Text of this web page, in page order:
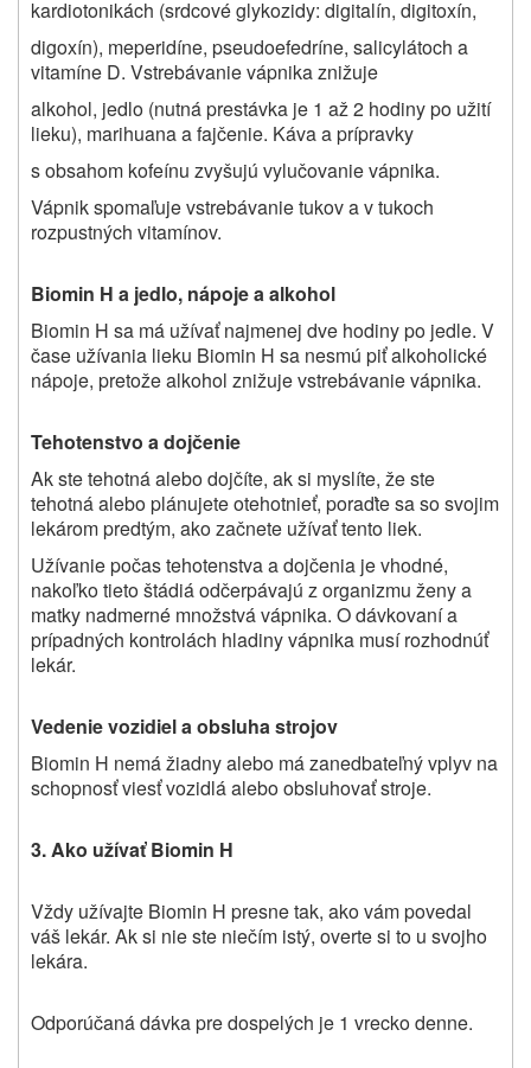
kardiotonikách (srdcové glykozidy: digitalín, digitoxín,
digoxín), meperidíne, pseudoefedríne, salicylátoch a
vitamíne D. Vstrebávanie vápnika znižuje
alkohol, jedlo (nutná prestávka je 1 až 2 hodiny po užití
lieku), marihuana a fajčenie. Káva a prípravky
s obsahom kofeínu zvyšujú vylučovanie vápnika.
Vápnik spomaľuje vstrebávanie tukov a v tukoch
rozpustných vitamínov.
Biomin H a jedlo, nápoje a alkohol
Biomin H sa má užívať najmenej dve hodiny po jedle. V
čase užívania lieku Biomin H sa nesmú piť alkoholické
nápoje, pretože alkohol znižuje vstrebávanie vápnika.
Tehotenstvo a dojčenie
Ak ste tehotná alebo dojčíte, ak si myslíte, že ste
tehotná alebo plánujete otehotnieť, poraďte sa so svojim
lekárom predtým, ako začnete užívať tento liek.
Užívanie počas tehotenstva a dojčenia je vhodné,
nakoľko tieto štádiá odčerpávajú z organizmu ženy a
matky nadmerné množstvá vápnika. O dávkovaní a
prípadných kontrolách hladiny vápnika musí rozhodnúť
lekár.
Vedenie vozidiel a obsluha strojov
Biomin H nemá žiadny alebo má zanedbateľný vplyv na
schopnosť viesť vozidlá alebo obsluhovať stroje.
3. Ako užívať Biomin H
Vždy užívajte Biomin H presne tak, ako vám povedal
váš lekár. Ak si nie ste niečím istý, overte si to u svojho
lekára.
Odporúčaná dávka pre dospelých je 1 vrecko denne.